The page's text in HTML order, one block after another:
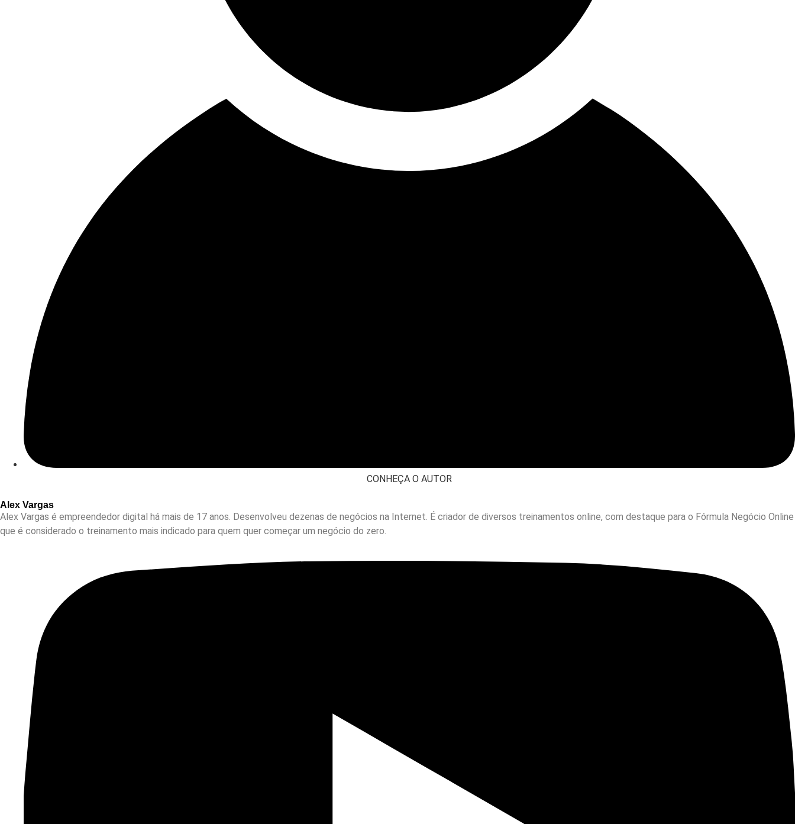
CONHEÇA O AUTOR
Alex Vargas
Alex Vargas é empreendedor digital há mais de 17 anos. Desenvolveu dezenas de negócios na Internet. É criador de diversos treinamentos online, com destaque para o Fórmula Negócio Online
que é considerado o treinamento mais indicado para quem quer começar um negócio do zero.